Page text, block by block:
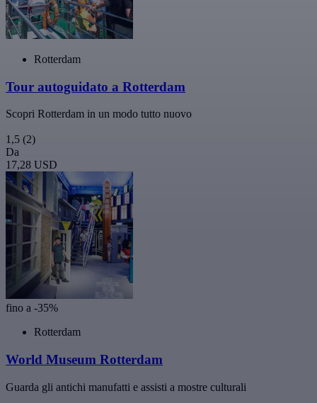
Rotterdam
Tour autoguidato a Rotterdam
Scopri Rotterdam in un modo tutto nuovo
1,5 (2)
Da
17,28 USD
fino a -35%
Rotterdam
World Museum Rotterdam
Guarda gli antichi manufatti e assisti a mostre culturali